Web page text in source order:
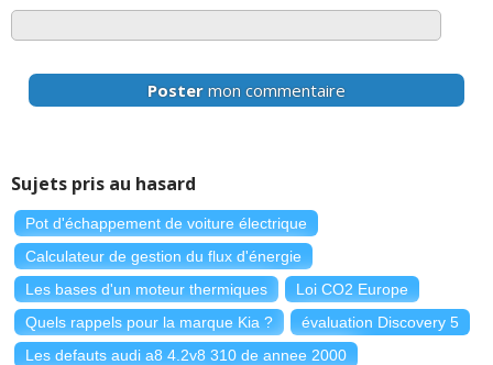
Poster mon commentaire
Sujets pris au hasard
Pot d'échappement de voiture électrique
Calculateur de gestion du flux d'énergie
Les bases d'un moteur thermiques
Loi CO2 Europe
Quels rappels pour la marque Kia ?
évaluation Discovery 5
Les defauts audi a8 4.2v8 310 de annee 2000